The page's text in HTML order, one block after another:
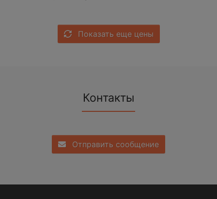
Показать еще цены
Контакты
Отправить сообщение